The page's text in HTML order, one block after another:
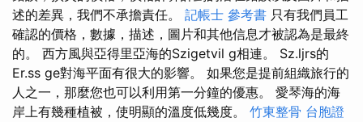
述的差異，我們不承擔責任。 記帳士 參考書 只有我們員工
確認的價格，數據，描述，圖片和其他信息才被認為是最終
的。 西方風與亞得里亞海的Szigetvil g相連。 Sz.ljrs的
Er.ss ge對海平面有很大的影響。 如果您是提前組織旅行的
人之一，那麼您也可以利用第一分鐘的優惠。 愛琴海的海
岸上有幾種植被，使明顯的溫度低幾度。 竹東整骨 台胞證